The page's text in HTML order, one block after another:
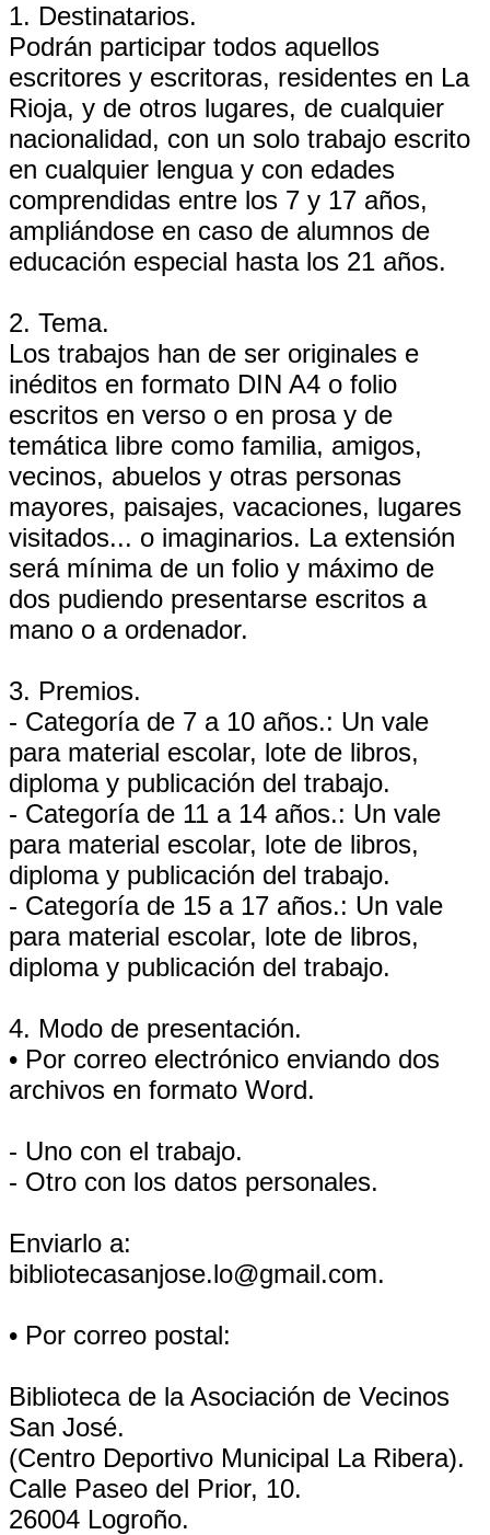
1. Destinatarios.
Podrán participar todos aquellos
escritores y escritoras, residentes en La
Rioja, y de otros lugares, de cualquier
nacionalidad, con un solo trabajo escrito
en cualquier lengua y con edades
comprendidas entre los 7 y 17 años,
ampliándose en caso de alumnos de
educación especial hasta los 21 años.
2. Tema.
Los trabajos han de ser originales e
inéditos en formato DIN A4 o folio
escritos en verso o en prosa y de
temática libre como familia, amigos,
vecinos, abuelos y otras personas
mayores, paisajes, vacaciones, lugares
visitados... o imaginarios. La extensión
será mínima de un folio y máximo de
dos pudiendo presentarse escritos a
mano o a ordenador.
3. Premios.
- Categoría de 7 a 10 años.: Un vale
para material escolar, lote de libros,
diploma y publicación del trabajo.
- Categoría de 11 a 14 años.: Un vale
para material escolar, lote de libros,
diploma y publicación del trabajo.
- Categoría de 15 a 17 años.: Un vale
para material escolar, lote de libros,
diploma y publicación del trabajo.
4. Modo de presentación.
• Por correo electrónico enviando dos
archivos en formato Word.
- Uno con el trabajo.
- Otro con los datos personales.
Enviarlo a:
bibliotecasanjose.lo@gmail.com.
• Por correo postal:
Biblioteca de la Asociación de Vecinos
San José.
(Centro Deportivo Municipal La Ribera).
Calle Paseo del Prior, 10.
26004 Logroño.